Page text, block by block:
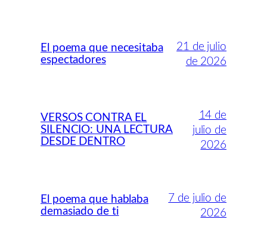
El poema que necesitaba
espectadores
21 de julio
de 2026
VERSOS CONTRA EL
SILENCIO: UNA LECTURA
DESDE DENTRO
14 de
julio de
2026
El poema que hablaba
demasiado de ti
7 de julio de
2026